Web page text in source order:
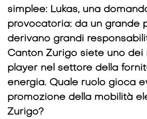
simplee: Lukas, una
provocatoria: da un grande
derivano grandi
Canton Zurigo siete uno dei
player nel settore della
energia. Quale ruolo gioca
promozione della mobilità
Zurigo?